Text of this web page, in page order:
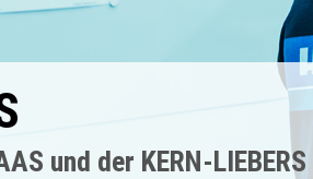
und der KERN-LIEBERS